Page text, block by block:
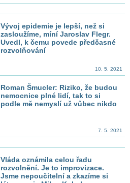
Vývoj epidemie je lepší, než si
zasloužíme, míní Jaroslav Flegr.
Uvedl, k čemu povede předčasné
rozvolňování
10. 5. 2021
Roman Šmucler: Riziko, že budou
nemocnice plné lidí, tak to si
podle mě nemyslí už vůbec nikdo
7. 5. 2021
Vláda oznámila celou řadu
rozvolnění. Je to improvizace.
Jsme nepoučitelní a zkazíme si